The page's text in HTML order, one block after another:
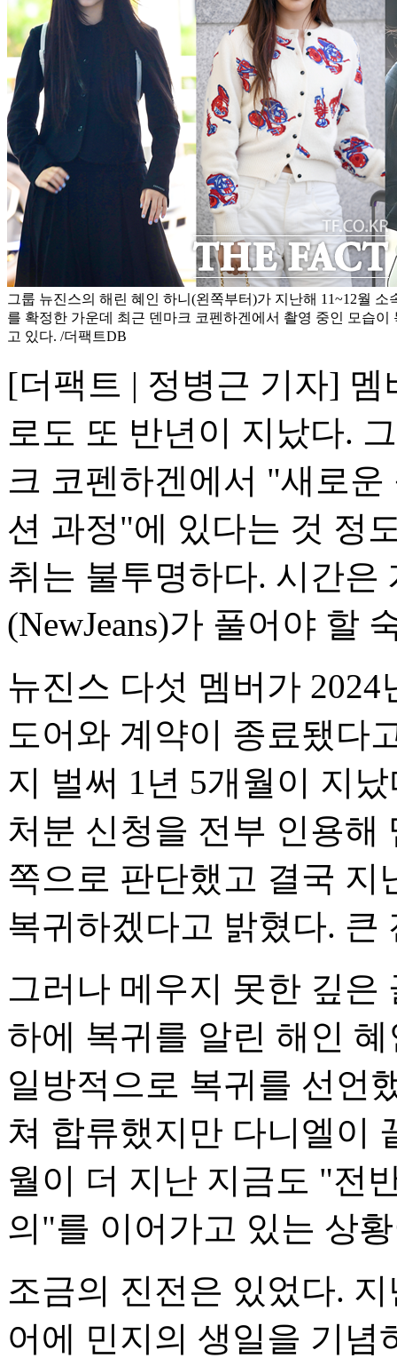
그룹 뉴진스의 해린 혜인 하니(왼쪽부터)가 지난해 11~12월
를 확정한 가운데 최근 덴마크 코펜하겐에서 촬영 중인 모습이
고 있다. /더팩트DB
[더팩트 | 정병근 기자]
로도 또 반년이 지났다.
크 코펜하겐에서 "새로
션 과정"에 있다는 것 정
취는 불투명하다. 시간은
(NewJeans)가 풀어야 할
뉴진스 다섯 멤버가
도어와 계약이 종료됐다
지 벌써 1년 5개월이 지
처분 신청을 전부 인용해
쪽으로 판단했고 결국 지
복귀하겠다고 밝혔다. 큰
그러나 메우지 못한 깊은
하에 복귀를 알린 해인
일방적으로 복귀를 선언
쳐 합류했지만 다니엘이
월이 더 지난 지금도 "전
의"를 이어가고 있는 상
조금의 진전은 있었다.
어에 민지의 생일을 기념